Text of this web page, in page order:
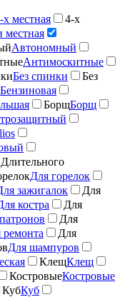
х местная
4-х
местная
Автономный
Антимоскитные
Без спинки
Без
Бензиновая
БорщБорщ
Длительного
Для горелок
зажигалок
Для
костра
Для
Для
ремонта
Для
Для шампуров
КлещКлещ
КостровыеКостровые
КубКуб